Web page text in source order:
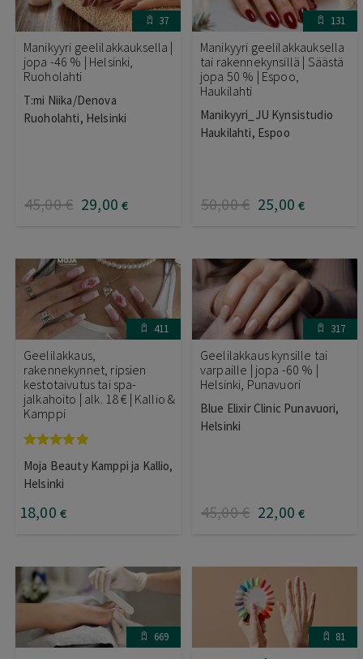
37
Manikyyri geelilakkauksella |
jopa -46 % | Helsinki,
Ruoholahti
T:mi Niika/Denova
Ruoholahti, Helsinki
45,00€ 29,00 €
131
Manikyyri geelilakkauksella
tai rakennekynsillä | Säästä
jopa 50 % | Espoo,
Haukilahti
Manikyyri_JU Kynsistudio
Haukilahti, Espoo
50,00€ 25,00 €
411
Geelilakkaus,
rakennekynnet, ripsien
kestotaivutus tai spa-
jalkahoito | alk. 18 € | Kallio &
Kamppi
tuotteesta:
5.00/ 5
Moja Beauty Kamppi ja Kallio,
Helsinki
18,00 €
317
Geelilakkaus kynsille tai
varpaille | jopa -60 % |
Helsinki, Punavuori
Blue Elixir Clinic Punavuori,
Helsinki
45,00€ 22,00 €
669 81